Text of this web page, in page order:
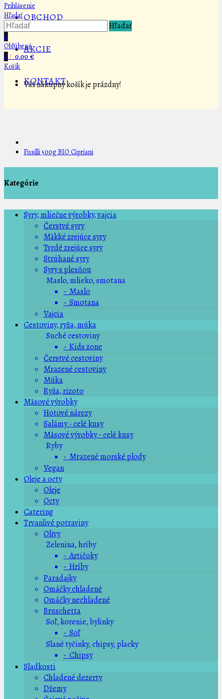
OBCHOD
AKCIE
KONTAKT
Prihlásenie
Hľadať
Hľadať
0
Obľúbené
0 / 0.00 €
Košík
Váš nákupný košík je prázdny!
Fusilli 500g BIO Cipriani
Kategórie
Syry, mliečne výrobky, vajcia
Čerstvé syry
Mäkké zrejúce syry
Tvrdé zrejúce syry
Strúhané syry
Syry s plesňou
Maslo, mlieko, smotana
- Maslo
- Smotana
Vajcia
Cestoviny, ryža, múka
Suché cestoviny
- Kids zone
Čerstvé cestoviny
Mrazené cestoviny
Múka
Ryža, rizoto
Mäsové výrobky
Hotové nárezy
Salámy - celé kusy
Mäsové výrobky - celé kusy
Ryby
- Mrazené morské plody
Vegan
Oleje a octy
Oleje
Octy
Catering
Trvanlivé potraviny
Olivy
Zelenina, hríby
- Artičoky
- Hríby
Paradajky
Omáčky chladené
Omáčky nechladené
Bruschetta
Soľ, korenie, bylinky
- Soľ
Slané tyčinky, chipsy, placky
- Chipsy
Sladkosti
Chladené dezerty
Džemy